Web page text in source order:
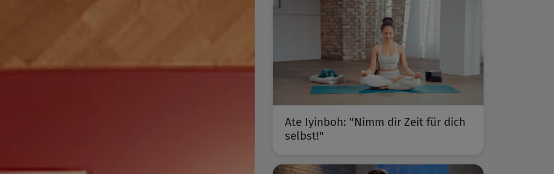
Ate Iyinboh: "Nimm dir Zeit für dich
selbst!"